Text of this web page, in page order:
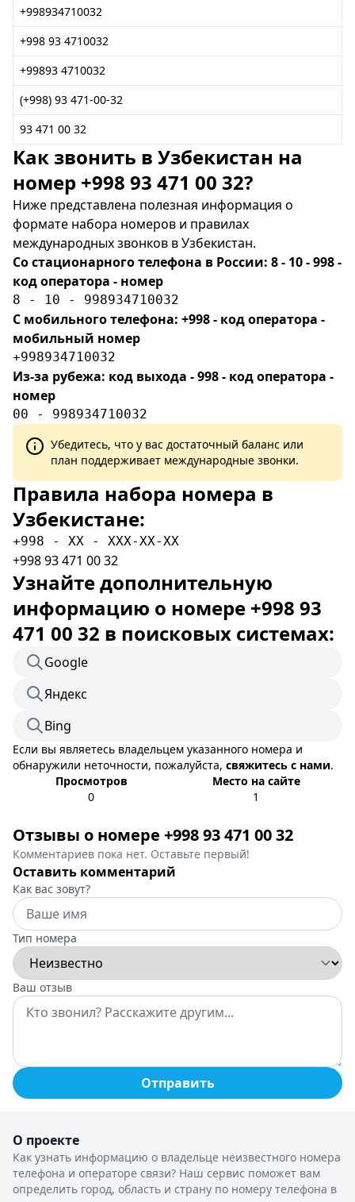
+998934710032
+998 93 4710032
+99893 4710032
(+998) 93 471-00-32
93 471 00 32
Как звонить в Узбекистан на
номер +998 93 471 00 32?
Ниже представлена полезная информация о
формате набора номеров и правилах
международных звонков в Узбекистан.
Со стационарного телефона в России: 8 - 10 - 998 -
код оператора - номер
8 - 10 - 998934710032
С мобильного телефона: +998 - код оператора -
мобильный номер
+998934710032
Из-за рубежа: код выхода - 998 - код оператора -
номер
00 - 998934710032
Убедитесь, что у вас достаточный баланс или
план поддерживает международные звонки.
Правила набора номера в
Узбекистане:
+998 - XX - XXX-XX-XX
+998 93 471 00 32
Узнайте дополнительную
информацию о номере +998 93
471 00 32 в поисковых системах:
Google
Яндекс
Bing
Если вы являетесь владельцем указанного номера и
обнаружили неточности, пожалуйста, свяжитесь с нами.
Просмотров
0
Место на сайте
1
Отзывы о номере +998 93 471 00 32
Комментариев пока нет. Оставьте первый!
Оставить комментарий
Как вас зовут?
Тип номера
Ваш отзыв
Отправить
О проекте
Как узнать информацию о владельце неизвестного номера
телефона и операторе связи? Наш сервис поможет вам
определить город, область и страну по номеру телефона в